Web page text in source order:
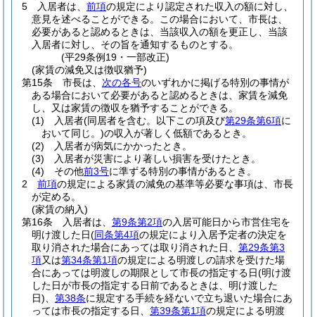
5
入居者は、 前項の規定により認定された収入の額に対し、
意見を述べることができる。
この場合において、市長は、
必要があると認めるときは、当該収入の額を更正し、当該
入居者に対し、その旨を通知するものとする。
(平29条例19・一部改正)
(家賃の減免又は徴収猶予)
第15条
市長は、 次の各号のいずれかに掲げる特別の事情が
ある場合において必要があると認めるときは、家賃を減免
し、又は家賃の徴収を猶予することができる。
(1)
入居者(同居者を含む。以下この項及び第29条第6項に
おいて同じ。)の収入が著しく低額であるとき。
(2)
入居者が病気にかかったとき。
(3)
入居者が災害により著しい損害を受けたとき。
(4)
その他前3号に準ずる特別の事情があるとき。
2
前項の規定による家賃の減免の基準等必要な事項は、市長
が定める。
(家賃の納入)
第16条
入居者は、 第9条第2項の入居可能日から市営住宅を
明け渡した日(同条第4項の規定により入居予定者の決定を
取り消された場合にあっては取り消された日、 第29条第3
項又は第34条第1項の規定による明渡しの請求を受けた場
合にあっては明渡しの期限として市長の指定する日(明け渡
した日が市長の指定する日前であるときは、明け渡した
日)
第38条に規定する手続を経ないで立ち退いた場合にあ
っては市長の指定する日、 第39条第1項の規定による明渡